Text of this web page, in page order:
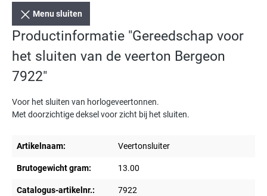
Menu sluiten
Productinformatie "Gereedschap voor
het sluiten van de veerton Bergeon
7922"
Voor het sluiten van horlogeveertonnen.
Met doorzichtige deksel voor zicht bij het sluiten.
Artikelnaam: Veertonsluiter
Brutogewicht gram: 13.00
Catalogus-artikelnr.: 7922